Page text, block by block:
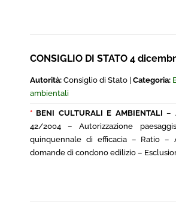
CONSIGLIO DI STATO 4
Autorità: Consiglio di Stato | Categoria:
ambientali
* BENI CULTURALI E AMBIENTALI–
42/2004 – Autorizzazione
quinquennale di efficacia – Ratio –
domande di condono edilizio –